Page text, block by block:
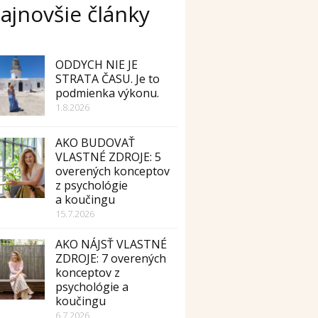
články
ODDYCH NIE JE
STRATA ČASU. Je to
podmienka výkonu.
1.8.2026
AKO BUDOVAŤ
VLASTNÉ ZDROJE: 5
overených konceptov
z psychológie
a koučingu
15.7.2026
AKO NÁJSŤ VLASTNÉ
ZDROJE: 7 overených
konceptov z
psychológie a
koučingu
6.7.2026